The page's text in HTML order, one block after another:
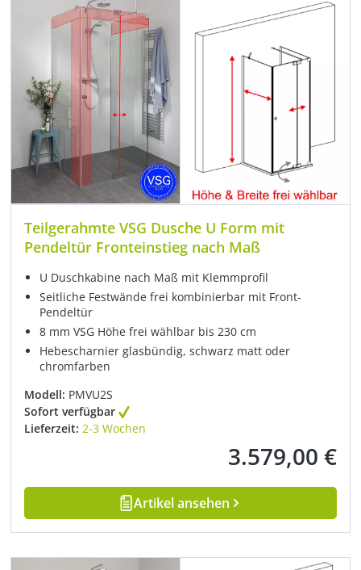
Teilgerahmte VSG Dusche U Form mit
Pendeltür Fronteinstieg nach Maß
U Duschkabine nach Maß mit Klemmprofil
Seitliche Festwände frei kombinierbar mit Front-
Pendeltür
8 mm VSG Höhe frei wählbar bis 230 cm
Hebescharnier glasbündig, schwarz matt oder
chromfarben
Modell: PMVU2S
Sofort verfügbar
Lieferzeit: 2-3 Wochen
Regulärer Preis:
3.579,00 €
Artikel ansehen